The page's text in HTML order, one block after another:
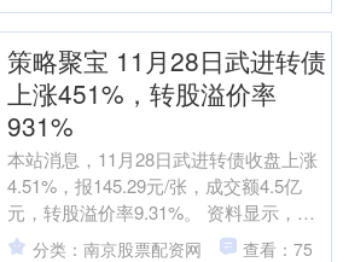
策略聚宝 11月28日武进转债
上涨451%，转股溢价率
931%
本站消息，11月28日武进转债收盘上涨
4.51%，报145.29元/张，成交额4.5亿
元，转股溢价率9.31%。 资料显示，武
进转债信用级别为“AA”，债券期限....
分类：南京股票配资网 查看：75